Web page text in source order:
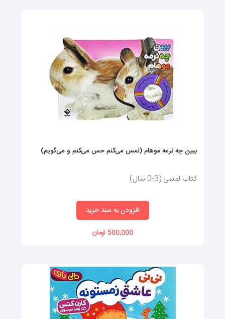
ببین چه نرمه موهام (لمس می‌کنم حس می‌کنم و می‌گویم)
کتاب لمسی (3-0 سال)
افزودن به سبد خرید
500,000 تومان